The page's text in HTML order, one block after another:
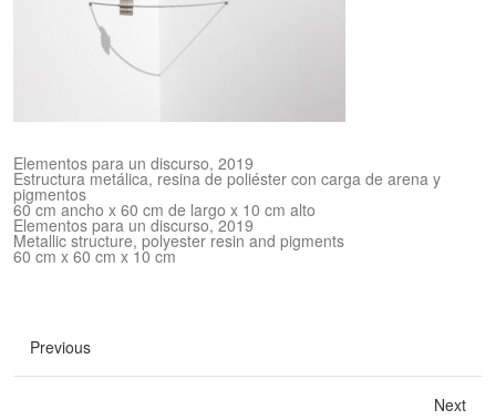
Elementos para un discurso, 2019
Estructura metálica, resina de poliéster con carga de arena y
pigmentos
60 cm ancho x 60 cm de largo x 10 cm alto
Elementos para un discurso, 2019
Metallic structure, polyester resin and pigments
60 cm x 60 cm x 10 cm
Previous
Next